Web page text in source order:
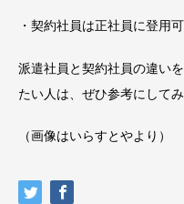
・契約社員は正社員に登用
派遣社員と契約社員の違い
たい人は、ぜひ参考にして
（画像はいらすとやより）